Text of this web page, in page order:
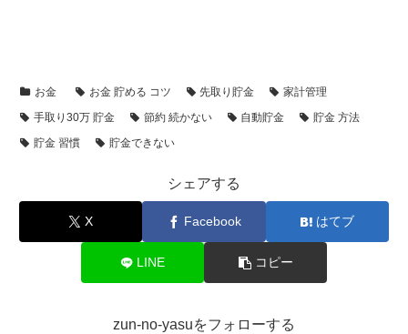
お金 お金 貯める コツ 先取り貯金
家計管理
手取り30万 貯金
節約 続かない 自動貯金
貯金 方法
貯金 習慣
貯金できない
シェアする
X Facebook はてブ
LINE コピー
zun-no-yasuをフォローする